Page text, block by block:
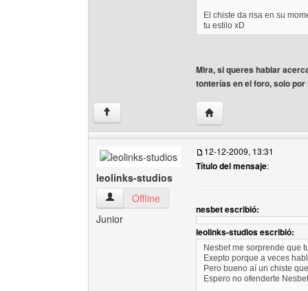
El chiste da risa en su
tu estilo xD
Mira, si queres hablar
tonterías en el foro, solo
↑ Visitar sitio web del
leolinks-studios
leolinks-studios Ver perfil del usuario
Offline
Junior
12-12-2009, 13:31
Título del mensaje:
nesbet escribió:
leolinks-studios escribió:
Nesbet me sorprende que
Exepto porque a veces
Pero bueno aí un chiste
Espero no ofenderte